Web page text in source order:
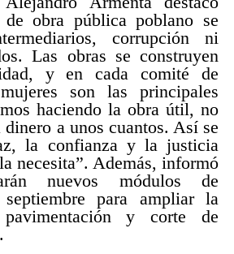
obra pública poblano se
corrupción ni
Las obras se construyen
y en cada comité de
son las principales
haciendo la obra útil, no
a unos cuantos. Así se
la confianza y la justicia
necesita”. Además, informó
nuevos módulos de
para ampliar la
y corte de